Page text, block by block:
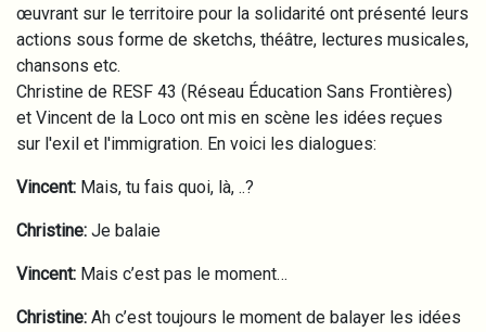
œuvrant sur le territoire pour la solidarité ont présenté leurs
actions sous forme de sketchs, théâtre, lectures musicales,
chansons etc.
Christine de RESF 43 (Réseau Éducation Sans Frontières)
et Vincent de la Loco ont mis en scène les idées reçues
sur l'exil et l'immigration. En voici les dialogues:
Vincent: Mais, tu fais quoi, là, ..?
Christine: Je balaie
Vincent: Mais c’est pas le moment…
Christine: Ah c’est toujours le moment de balayer les idées